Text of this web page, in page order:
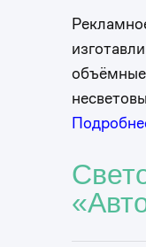
объёмные